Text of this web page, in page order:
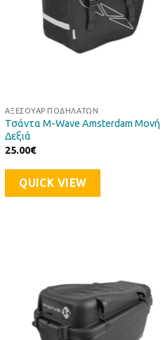
ΑΞΕΣΟΥΆΡ ΠΟΔΗΛΆΤΩΝ
Τσάντα M-Wave Amsterdam Μονή
Δεξιά
25.00€
QUICK VIEW
Επιθυμιών